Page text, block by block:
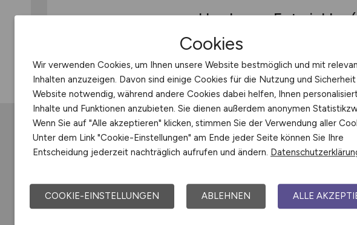
Hardware-Entwickler
BYTEC Medizintechnik GmbH ist
Unternehmen mit Sitz in
und Produktion von Hightech-
Therapie und Diagnostik tätig. Bei
Produktentwicklung unterstützen
der Idee bis zur Zulassung und der
BYTEC Medizintechnik GmbH
Cookies
Wir verwenden Cookies, um Ihnen unsere Website bestmöglich und mit
Inhalten anzuzeigen. Davon sind einige Cookies für die Nutzung und
Website notwendig, während andere Cookies dabei helfen, Ihnen
Inhalte und Funktionen anzubieten. Sie dienen außerdem anonymen
Wenn Sie auf "Alle akzeptieren" klicken, stimmen Sie der Verwendung aller
Unter dem Link "Cookie-Einstellungen" am Ende jeder Seite können Sie Ihre
Entscheidung jederzeit nachträglich aufrufen und ändern.
COOKIE-EINSTELLUNGEN ABLEHNEN ALLE